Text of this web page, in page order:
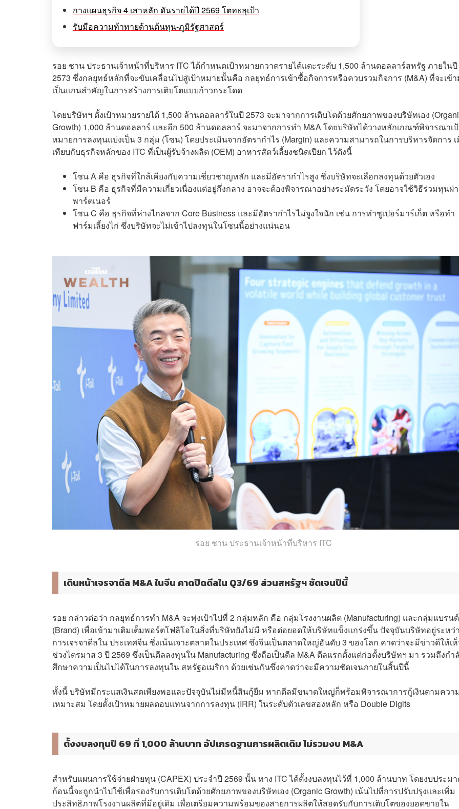
กางแผนธุรกิจ 4 เสาหลัก ดันรายได้ปี 2569 โตทะลุเป้า
รับมือความท้าทายด้านต้นทุน-ภูมิรัฐศาสตร์
รอย ชาน ประธานเจ้าหน้าที่บริหาร ITC ได้กำหนดเป้าหมายกวาดรายได้แตะระดับ 1,500 ล้านดอลลาร์สหรัฐ ภายในปี
2573 ซึ่งกลยุทธ์หลักที่จะขับเคลื่อนไปสู่เป้าหมายนั้นคือ กลยุทธ์การเข้าซื้อกิจการหรือควบรวมกิจการ (M&A) ที่จะเข้
เป็นแกนสำคัญในการสร้างการเติบโตแบบก้าวกระโดด
โดยบริษัทฯ ตั้งเป้าหมายรายได้ 1,500 ล้านดอลลาร์ในปี 2573 จะมาจากการเติบโตด้วยศักยภาพของบริษัทเอง
Growth) 1,000 ล้านดอลลาร์ และอีก 500 ล้านดอลลาร์ จะมาจากการทำ M&A โดยบริษัทได้วางหลักเกณฑ์พิจารณาเ
หมายการลงทุนแบ่งเป็น 3 กลุ่ม (โซน) โดยประเมินจากอัตรากำไร (Margin) และความสามารถในการบริหารจัดการ
เทียบกับธุรกิจหลักของ ITC ที่เป็นผู้รับจ้างผลิต (OEM) อาหารสัตว์เลี้ยงชนิดเปียก ไว้ดังนี้
โซน A คือ ธุรกิจที่ใกล้เคียงกับความเชี่ยวชาญหลัก และมีอัตรากำไรสูง ซึ่งบริษัทจะเลือกลงทุนด้วยตัวเอง
โซน B คือ ธุรกิจที่มีความเกี่ยวเนื่องแต่อยู่กึ่งกลาง อาจจะต้องพิจารณาอย่างระมัดระวัง โดยอาจใช้วิธีร่วมทุนผ่
พาร์ตเนอร์
โซน C คือ ธุรกิจที่ห่างไกลจาก Core Business และมีอัตรากำไรไม่จูงใจนัก เช่น การทำซูเปอร์มาร์เก็ต หรือทำ
ฟาร์มเลี้ยงไก่ ซึ่งบริษัทจะไม่เข้าไปลงทุนในโซนนี้อย่างแน่นอน
รอย ชาน ประธานเจ้าหน้าที่บริหาร ITC
เดินหน้าเจรจาดีล M&A ในจีน คาดปิดดีลใน Q3/69 ส่วนสหรัฐฯ ชัดเจนปีนี้
รอย กล่าวต่อว่า กลยุทธ์การทำ M&A จะพุ่งเป้าไปที่ 2 กลุ่มหลัก คือ กลุ่มโรงงานผลิต (Manufacturing) และกลุ่มแบรนด์
(Brand) เพื่อเข้ามาเติมเต็มพอร์ตโฟลิโอในสิ่งที่บริษัทยังไม่มี หรือต่อยอดให้บริษัทแข็งแกร่งขึ้น ปัจจุบันบริษัทอยู่ระหว่
การเจรจาดีลใน ประเทศจีน ซึ่งเน้นเจาะตลาดในประเทศ ซึ่งจีนเป็นตลาดใหญ่อันดับ 3 ของโลก คาดว่าจะมีข่าวดีให้เ
ช่วงไตรมาส 3 ปี 2569 ซึ่งเป็นดีลลงทุนใน Manufacturing ซึ่งถือเป็นดีล M&A ดีลแรกตั้งแต่ก่อตั้งบริษัทฯ มา รวมถึงกำ
ศึกษาความเป็นไปได้ในการลงทุนใน สหรัฐอเมริกา ด้วยเช่นกันซึ่งคาดว่าจะมีความชัดเจนภายในสิ้นปีนี้
ทั้งนี้ บริษัทมีกระแสเงินสดเพียงพอและปัจจุบันไม่มีหนี้สินกู้ยืม หากดีลมีขนาดใหญ่ก็พร้อมพิจารณาการกู้เงินตามความ
เหมาะสม โดยตั้งเป้าหมายผลตอบแทนจากการลงทุน (IRR) ในระดับตัวเลขสองหลัก หรือ Double Digits
ตั้งงบลงทุนปี 69 ที่ 1,000 ล้านบาท อัปเกรดฐานการผลิตเดิม ไม่รวมงบ M&A
สำหรับแผนการใช้จ่ายฝ่ายทุน (CAPEX) ประจำปี 2569 นั้น ทาง ITC ได้ตั้งงบลงทุนไว้ที่ 1,000 ล้านบาท โดยงบประม
ก้อนนี้จะถูกนำไปใช้เพื่อรองรับการเติบโตด้วยศักยภาพของบริษัทเอง (Organic Growth) เน้นไปที่การปรับปรุงและเพิ่ม
ประสิทธิภาพโรงงานผลิตที่มีอยู่เดิม เพื่อเตรียมความพร้อมของสายการผลิตให้สอดรับกับการเติบโตของยอดขายใน